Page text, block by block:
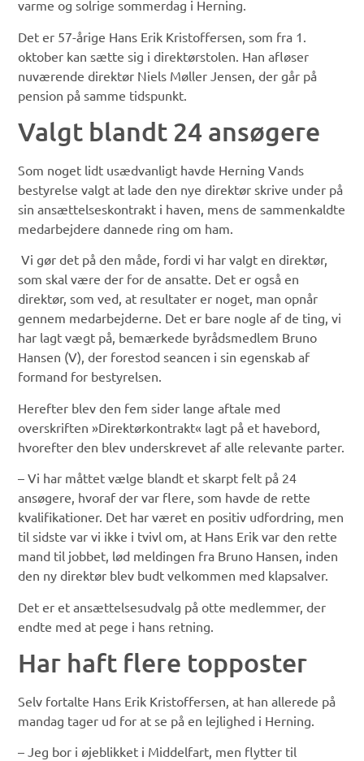
varme og solrige sommerdag i Herning.
Det er 57-årige Hans Erik Kristoffersen, som fra 1.
oktober kan sætte sig i direktørstolen. Han afløser
nuværende direktør Niels Møller Jensen, der går på
pension på samme tidspunkt.
Valgt blandt 24 ansøgere
Som noget lidt usædvanligt havde Herning Vands
bestyrelse valgt at lade den nye direktør skrive under på
sin ansættelseskontrakt i haven, mens de sammenkaldte
medarbejdere dannede ring om ham.
Vi gør det på den måde, fordi vi har valgt en direktør,
som skal være der for de ansatte. Det er også en
direktør, som ved, at resultater er noget, man opnår
gennem medarbejderne. Det er bare nogle af de ting, vi
har lagt vægt på, bemærkede byrådsmedlem Bruno
Hansen (V), der forestod seancen i sin egenskab af
formand for bestyrelsen.
Herefter blev den fem sider lange aftale med
overskriften »Direktørkontrakt« lagt på et havebord,
hvorefter den blev underskrevet af alle relevante parter.
– Vi har måttet vælge blandt et skarpt felt på 24
ansøgere, hvoraf der var flere, som havde de rette
kvalifikationer. Det har været en positiv udfordring, men
til sidste var vi ikke i tvivl om, at Hans Erik var den rette
mand til jobbet, lød meldingen fra Bruno Hansen, inden
den ny direktør blev budt velkommen med klapsalver.
Det er et ansættelsesudvalg på otte medlemmer, der
endte med at pege i hans retning.
Har haft flere topposter
Selv fortalte Hans Erik Kristoffersen, at han allerede på
mandag tager ud for at se på en lejlighed i Herning.
– Jeg bor i øjeblikket i Middelfart, men flytter til